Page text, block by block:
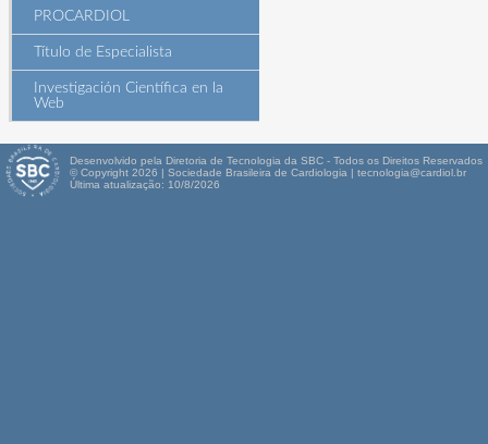
PROCARDIOL
Título de Especialista
Investigación Científica en la
Web
Desenvolvido pela Diretoria de Tecnologia da SBC - Todos os Direitos Reservados
© Copyright 2026 | Sociedade Brasileira de Cardiologia | tecnologia@cardiol.br
Última atualização: 10/8/2026